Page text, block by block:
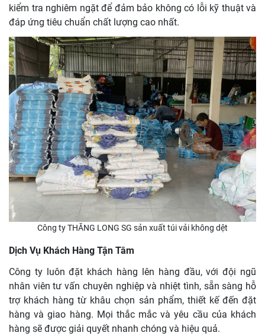
kiểm tra nghiêm ngặt để đảm bảo không có lỗi kỹ thuật và
đáp ứng tiêu chuẩn chất lượng cao nhất.
Công ty THĂNG LONG SG sản xuất túi vải không dệt
Dịch Vụ Khách Hàng Tận Tâm
Công ty luôn đặt khách hàng lên hàng đầu, với đội ngũ
nhân viên tư vấn chuyên nghiệp và nhiệt tình, sẵn sàng hỗ
trợ khách hàng từ khâu chọn sản phẩm, thiết kế đến đặt
hàng và giao hàng. Mọi thắc mắc và yêu cầu của khách
hàng sẽ được giải quyết nhanh chóng và hiệu quả.